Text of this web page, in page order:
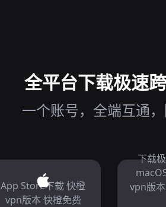
全平台下载极速
一个账号，全端互通
App Store下载 快橙
vpn版本 快橙免费
下载
vpn版